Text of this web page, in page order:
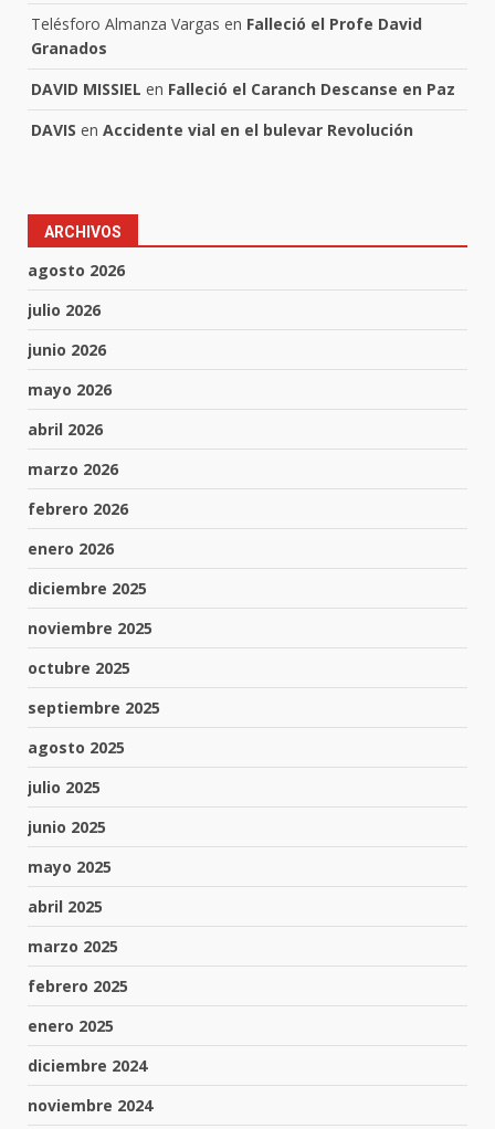
Telésforo Almanza Vargas en Falleció el Profe David
Granados
DAVID MISSIEL en Falleció el Caranch Descanse en Paz
DAVIS en Accidente vial en el bulevar Revolución
ARCHIVOS
agosto 2026
julio 2026
junio 2026
mayo 2026
abril 2026
marzo 2026
febrero 2026
enero 2026
diciembre 2025
noviembre 2025
octubre 2025
septiembre 2025
agosto 2025
julio 2025
junio 2025
mayo 2025
abril 2025
marzo 2025
febrero 2025
enero 2025
diciembre 2024
noviembre 2024